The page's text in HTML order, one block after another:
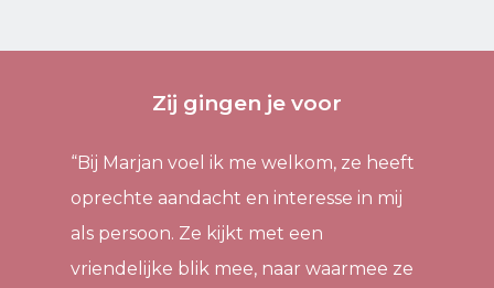
Zij gingen je voor
“Bij Marjan voel ik me welkom, ze heeft
oprechte aandacht en interesse in mij
als persoon. Ze kijkt met een
vriendelijke blik mee, naar waarmee ze